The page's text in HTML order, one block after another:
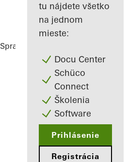
tu nájdete všetko
na jednom
mieste:
Docu Center
Schüco
Connect
Školenia
Software
Prihlásenie
Registrácia
Spracovatelia